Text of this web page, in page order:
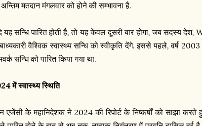
मतदान मंगलवार को होने की सम्भावना है.
यह सन्धि पारित होती है, तो यह केवल दूसरी बार होगा, जब सदस्य
वैश्विक स्वास्थ्य सन्धि को स्वीकृति देंगे. इससे पहले, वर्ष
सन्धि को पारित किया गया था.
में स्वास्थ्य स्थिति
एजेंसी के महानिदेशक ने 2024 की रिपोर्ट के निष्कर्षों को साझा